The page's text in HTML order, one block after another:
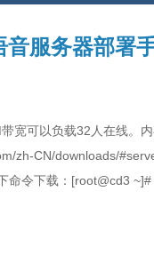
音服务器部署
宽可以负载32人在线。
zh-CN/downloads/
命令下载：[root@cd3